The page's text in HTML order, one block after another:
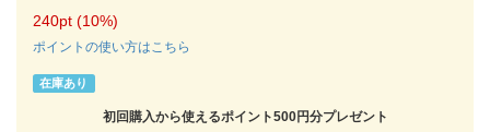
240pt (10%)
ポイントの使い方はこちら
在庫あり
初回購入から使えるポイント500円分プレゼント